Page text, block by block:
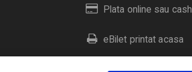
Plata online sau cash
eBilet printat acasa
Livrare prin curier